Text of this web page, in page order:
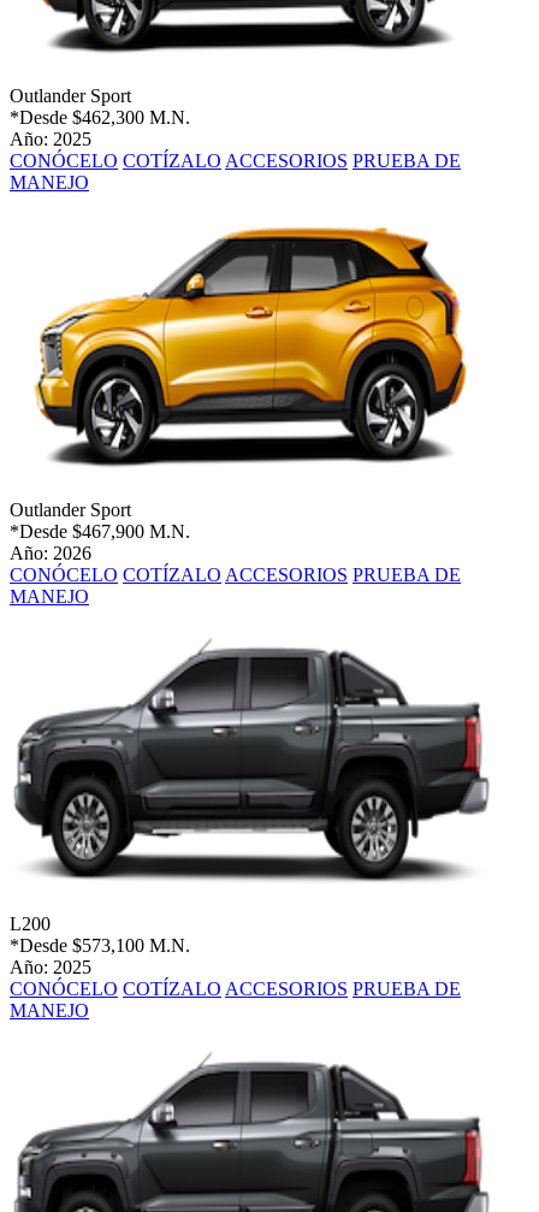
Outlander Sport
*Desde $462,300 M.N.
Año: 2025
CONÓCELO COTÍZALO ACCESORIOS PRUEBA DE
MANEJO
Outlander Sport
*Desde $467,900 M.N.
Año: 2026
CONÓCELO COTÍZALO ACCESORIOS PRUEBA DE
MANEJO
L200
*Desde $573,100 M.N.
Año: 2025
CONÓCELO COTÍZALO ACCESORIOS PRUEBA DE
MANEJO